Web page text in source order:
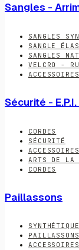
Sangles -
SANGLES
SANGLE
SANGLES
VELCRO -
ACCESSOIRES
Sécurité -
CORDES
SÉCURITÉ
ACCESSOIRES
ARTS DE LA
CORDES
Paillassons
ACCESSOIRES